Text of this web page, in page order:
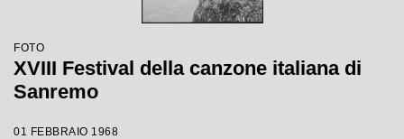
FOTO
XVIII Festival della canzone italiana di
Sanremo
01 FEBBRAIO 1968